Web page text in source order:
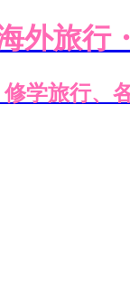
外旅行
学旅行、